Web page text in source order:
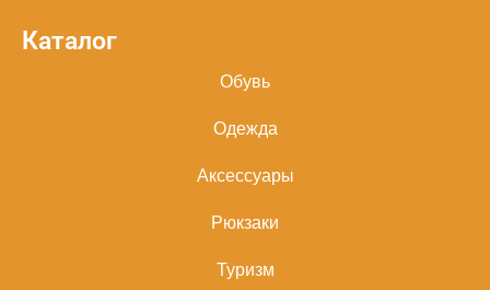
Каталог
Обувь
Одежда
Аксессуары
Рюкзаки
Туризм